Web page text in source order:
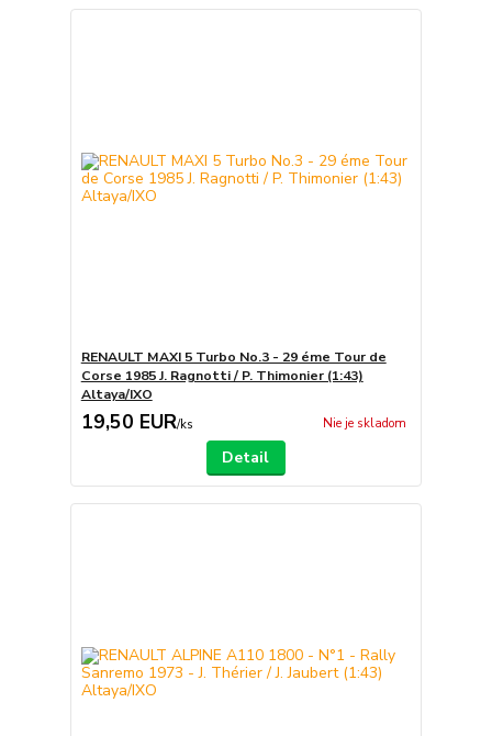
RENAULT MAXI 5 Turbo No.3 - 29 éme Tour de
Corse 1985 J. Ragnotti / P. Thimonier (1:43)
Altaya/IXO
19,50 EUR/ks Nie je skladom
Detail